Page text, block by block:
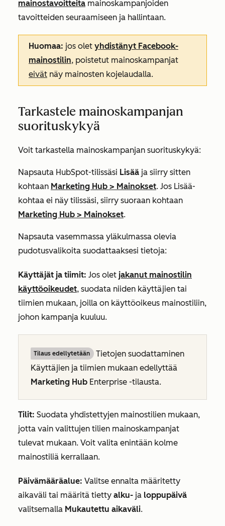
mainostavoitteita mainoskampanjoiden
tavoitteiden seuraamiseen ja hallintaan.
Huomaa: jos olet yhdistänyt Facebook-
mainostilin, poistetut mainoskampanjat
eivät näy mainosten kojelaudalla.
Tarkastele mainoskampanjan
suorituskykyä
Voit tarkastella mainoskampanjan suorituskykyä:
Napsauta HubSpot-tilissäsi Lisää ja siirry sitten
kohtaan Marketing Hub > Mainokset. Jos Lisää-
kohtaa ei näy tilissäsi, siirry suoraan kohtaan
Marketing Hub > Mainokset.
Napsauta vasemmassa yläkulmassa olevia
pudotusvalikoita suodattaaksesi tietoja:
Käyttäjät ja tiimit: Jos olet jakanut mainostilin
käyttöoikeudet, suodata niiden käyttäjien tai
tiimien mukaan, joilla on käyttöoikeus mainostiliin,
johon kampanja kuuluu.
Tilaus edellytetään
Tietojen suodattaminen
Käyttäjien ja tiimien mukaan edellyttää
Marketing Hub Enterprise -tilausta.
Tilit: Suodata yhdistettyjen mainostilien mukaan,
jotta vain valittujen tilien mainoskampanjat
tulevat mukaan. Voit valita enintään kolme
mainostiliä kerrallaan.
Päivämääräalue: Valitse ennalta määritetty
aikaväli tai määritä tietty alku- ja loppupäivä
valitsemalla Mukautettu aikaväli.